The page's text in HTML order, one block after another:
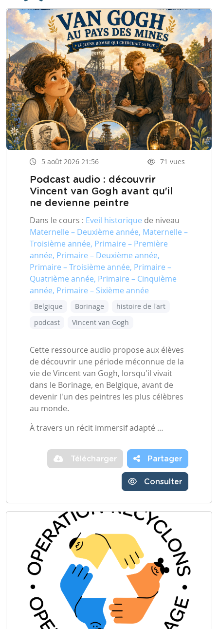
5 août 2026 21:56 71 vues
Podcast audio : découvrir
Vincent van Gogh avant qu'il
ne devienne peintre
Dans le cours : Eveil historique de niveau
Maternelle – Deuxième année, Maternelle –
Troisième année, Primaire – Première
année, Primaire – Deuxième année,
Primaire – Troisième année, Primaire –
Quatrième année, Primaire – Cinquième
année, Primaire – Sixième année
Belgique Borinage
histoire de l'art
podcast
Vincent van Gogh
Cette ressource audio propose aux élèves
de découvrir une période méconnue de la
vie de Vincent van Gogh, lorsqu'il vivait
dans le Borinage, en Belgique, avant de
devenir l'un des peintres les plus célèbres
au monde.
À travers un récit immersif adapté …
Télécharger Partager
Consulter